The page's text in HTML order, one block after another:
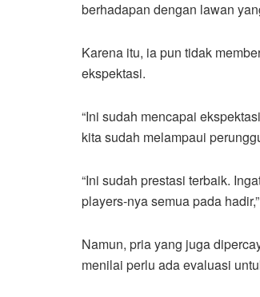
berhadapan dengan lawan
Karena itu, ia pun tidak
ekspektasi.
“Ini sudah mencapai
kita sudah melampaui
“Ini sudah prestasi terbaik.
players-nya semua pada
Namun, pria yang juga
menilai perlu ada evaluasi